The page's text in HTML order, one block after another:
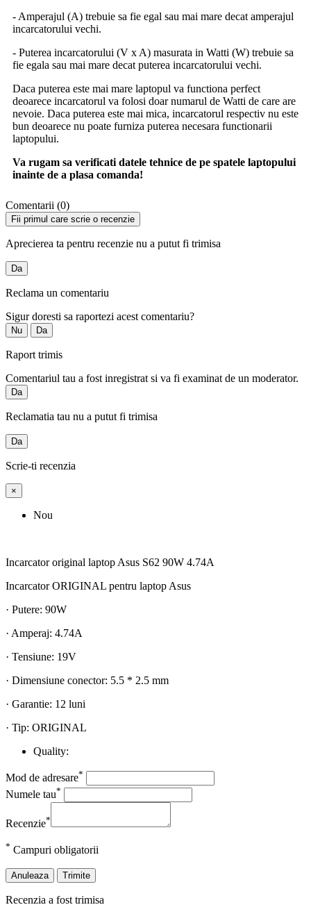
- Amperajul (A) trebuie sa fie egal sau mai mare decat amperajul
incarcatorului vechi.
- Puterea incarcatorului (V x A) masurata in Watti (W) trebuie sa
fie egala sau mai mare decat puterea incarcatorului vechi.
Daca puterea este mai mare laptopul va functiona perfect
deoarece incarcatorul va folosi doar numarul de Watti de care are
nevoie. Daca puterea este mai mica, incarcatorul respectiv nu este
bun deoarece nu poate furniza puterea necesara functionarii
laptopului.
Va rugam sa verificati datele tehnice de pe spatele laptopului
inainte de a plasa comanda!
Comentarii (0)
Fii primul care scrie o recenzie
Aprecierea ta pentru recenzie nu a putut fi trimisa
Da
Reclama un comentariu
Sigur doresti sa raportezi acest comentariu?
Nu Da
Raport trimis
Comentariul tau a fost inregistrat si va fi examinat de un moderator.
Da
Reclamatia tau nu a putut fi trimisa
Da
Scrie-ti recenzia
×
Nou
Incarcator original laptop Asus S62 90W 4.74A
Incarcator ORIGINAL pentru laptop Asus
· Putere: 90W
· Amperaj: 4.74A
· Tensiune: 19V
· Dimensiune conector: 5.5 * 2.5 mm
· Garantie: 12 luni
· Tip: ORIGINAL
Quality:
Mod de adresare*
Numele tau*
Recenzie*
* Campuri obligatorii
Anuleaza Trimite
Recenzia a fost trimisa